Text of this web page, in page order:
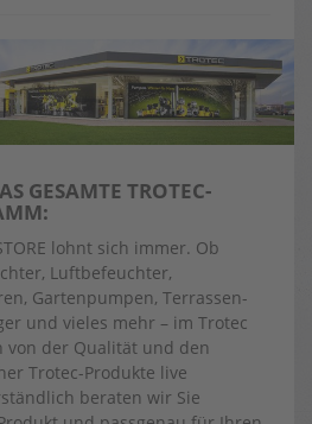
GESAMTE TROTEC-
lohnt sich immer. Ob
Luftbefeuchter,
Gartenpumpen, Terrassen-
und vieles mehr – im Trotec
von der Qualität und den
Trotec-Produkte live
beraten wir Sie